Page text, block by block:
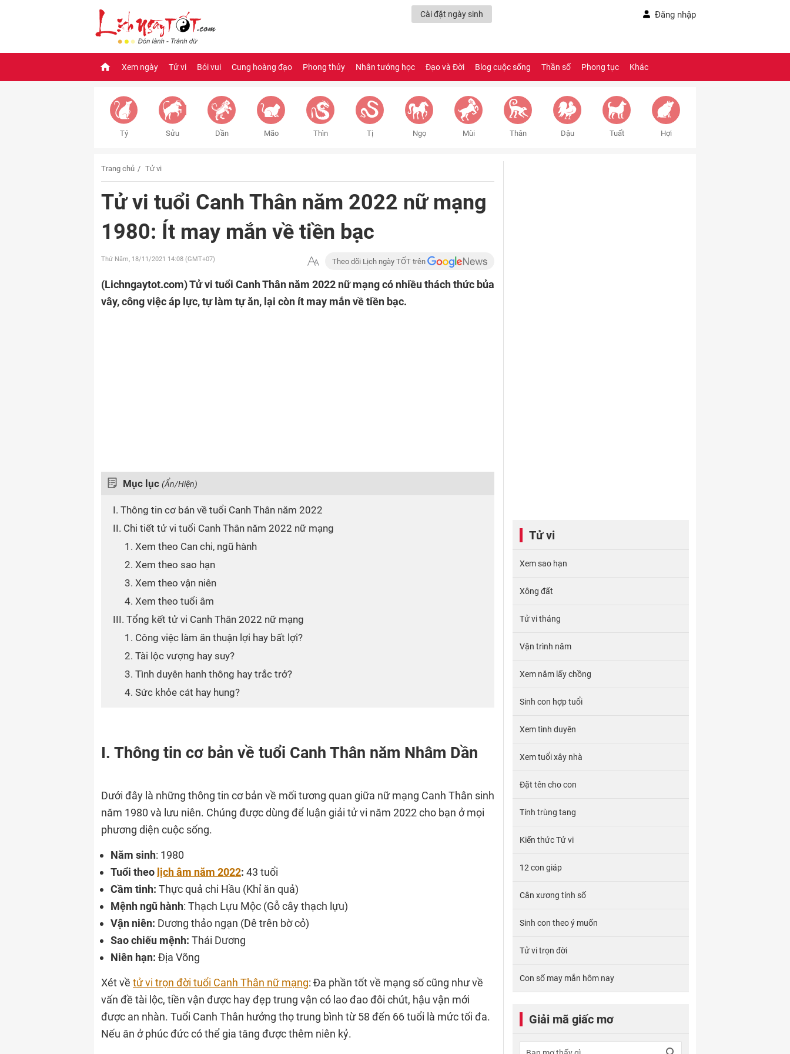
Cài đặt ngày sinh Đăng nhập
Xem ngày Tử vi Bói vui Cung hoàng đạo Phong thủy Nhân tướng học Đạo và Đời Blog cuộc sống Thần số Phong tục Khác
Tý Sửu Dần Mão Thìn Tị Ngọ Mùi Thân Dậu Tuất Hợi
Trang chủ Tử vi
Tử vi tuổi Canh Thân năm 2022 nữ mạng
1980: Ít may mắn về tiền bạc
Thứ Năm, 18/11/2021 14:08 (GMT+07) Theo dõi Lịch ngày TỐT trên
(Lichngaytot.com)Tử vi tuổi Canh Thân năm 2022 nữ mạng có nhiều thách thức bủa
vây, công việc áp lực, tự làm tự ăn, lại còn ít may mắn về tiền bạc.
Mục lục (Ẩn/Hiện)
I. Thông tin cơ bản về tuổi Canh Thân năm 2022
II. Chi tiết tử vi tuổi Canh Thân năm 2022 nữ mạng
1. Xem theo Can chi, ngũ hành
2. Xem theo sao hạn
3. Xem theo vận niên
4. Xem theo tuổi âm
III. Tổng kết tử vi Canh Thân 2022 nữ mạng
1. Công việc làm ăn thuận lợi hay bất lợi?
2. Tài lộc vượng hay suy?
3. Tình duyên hanh thông hay trắc trở?
4. Sức khỏe cát hay hung?
I. Thông tin cơ bản về tuổi Canh Thân năm Nhâm Dần
Dưới đây là những thông tin cơ bản về mối tương quan giữa nữ mạng Canh Thân sinh
năm 1980 và lưu niên. Chúng được dùng để luận giải tử vi năm 2022 cho bạn ở mọi
phương diện cuộc sống.
Năm sinh: 1980
Tuổi theo lịch âm năm 2022: 43 tuổi
Cầm tinh: Thực quả chi Hầu (Khỉ ăn quả)
Mệnh ngũ hành: Thạch Lựu Mộc (Gỗ cây thạch lựu)
Vận niên: Dương thảo ngạn (Dê trên bờ cỏ)
Sao chiếu mệnh: Thái Dương
Niên hạn: Địa Võng
Xét về tử vi trọn đời tuổi Canh Thân nữ mạng: Đa phần tốt về mạng số cũng như về
vấn đề tài lộc, tiền vận được hay đẹp trung vận có lao đao đôi chút, hậu vận mới
được an nhàn. Tuổi Canh Thân hưởng thọ trung bình từ 58 đến 66 tuổi là mức tối đa.
Nếu ăn ở phúc đức có thể gia tăng được thêm niên kỷ.
Tử vi
Xem sao hạn
Xông đất
Tử vi tháng
Vận trình năm
Xem năm lấy chồng
Sinh con hợp tuổi
Xem tình duyên
Xem tuổi xây nhà
Đặt tên cho con
Tính trùng tang
Kiến thức Tử vi
12 con giáp
Cân xương tính số
Sinh con theo ý muốn
Tử vi trọn đời
Con số may mắn hôm nay
Giải mã giấc mơ